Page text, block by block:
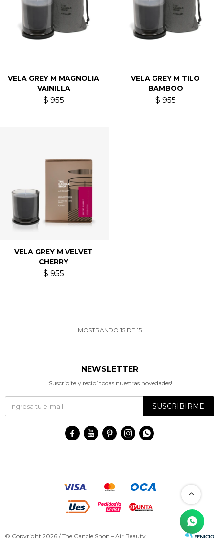
VELA GREY M MAGNOLIA
VAINILLA
$ 955
VELA GREY M TILO
BAMBOO
$ 955
VELA GREY M VELVET
CHERRY
$ 955
MOSTRANDO 15DE 15
NEWSLETTER
¡Suscribite y recibí todas nuestras novedades!
SUSCRIBIRME
    
© Copyright 2026 / The Candle Shop – Air Beauty